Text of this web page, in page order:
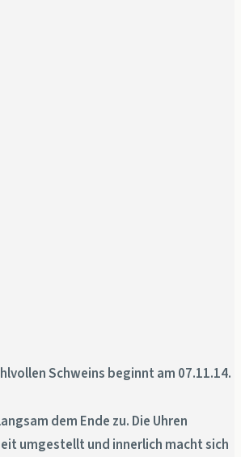
Schweins beginnt am 07.11.14.
dem Ende zu. Die Uhren
umgestellt und innerlich macht sich